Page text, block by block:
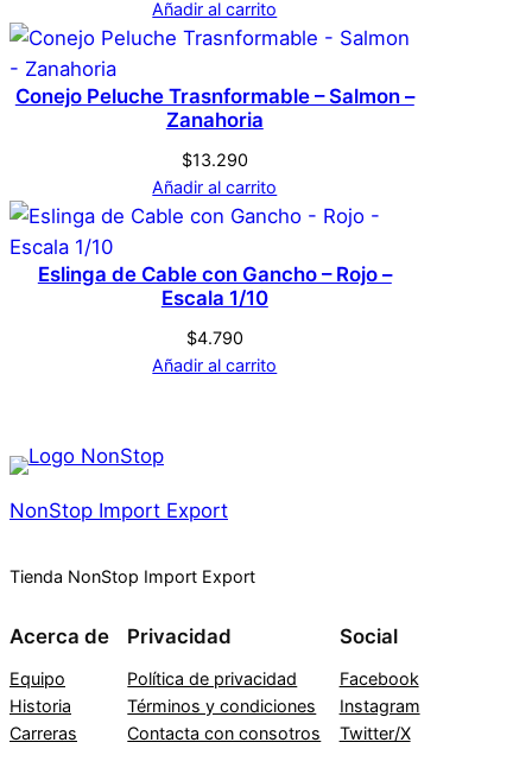
Añadir al carrito
Conejo Peluche Trasnformable – Salmon –
Zanahoria
$13.290
Añadir al carrito
Eslinga de Cable con Gancho – Rojo –
Escala 1/10
$4.790
Añadir al carrito
NonStop Import Export
Tienda NonStop Import Export
Acerca de
Equipo
Historia
Carreras
Privacidad
Política de privacidad
Términos y condiciones
Contacta con consotros
Social
Facebook
Instagram
Twitter/X